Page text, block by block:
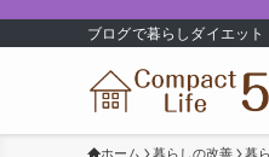
ブログで暮らしダイエッ
ホーム 暮らしの改善 暮